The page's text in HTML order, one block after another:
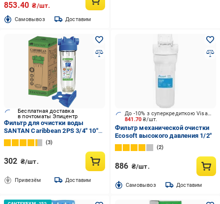
853.40 ₴/шт.
Cамовывоз Доставим
Бесплатная доставка
в почтоматы Эпицентр
Фильтр для очистки воды
SANTAN Caribbean 2PS 3/4" 10"
(324442)
3
302 ₴/шт.
Привезём Доставим
841.70₴/шт.
До -10% з суперкредиткою Visa Вигода
Фильтр механической очистки
Ecosoft высокого давления 1/2"
2
886 ₴/шт.
Cамовывоз Доставим